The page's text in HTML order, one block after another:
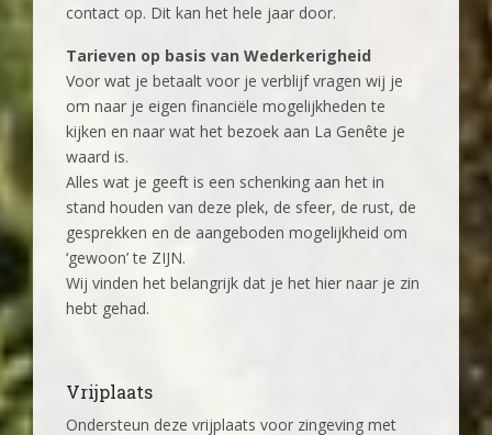
contact op. Dit kan het hele jaar door.
Tarieven op basis van Wederkerigheid
Voor wat je betaalt voor je verblijf vragen wij je
om naar je eigen financiële mogelijkheden te
kijken en naar wat het bezoek aan La Genête je
waard is.
Alles wat je geeft is een schenking aan het in
stand houden van deze plek, de sfeer, de rust, de
gesprekken en de aangeboden mogelijkheid om
‘gewoon’ te ZIJN.
Wij vinden het belangrijk dat je het hier naar je zin
hebt gehad.
Vrijplaats
Ondersteun deze vrijplaats voor zingeving met